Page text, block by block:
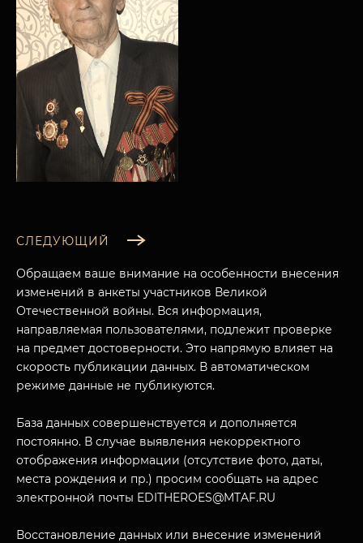
МУЗЕЙНЫЙ КОМПЛЕКС
ПОСЕТИТЕЛЯМ
НАЗАД
СЛЕДУЮЩИЙ
Обращаем ваше внимание на особенности внесения
изменений в анкеты участников Великой
Отечественной войны. Вся информация,
направляемая пользователями, подлежит проверке
на предмет достоверности. Это напрямую влияет на
скорость публикации данных. В автоматическом
режиме данные не публикуются.
База данных совершенствуется и дополняется
постоянно. В случае выявления некорректного
отображения информации (отсутствие фото, даты,
места рождения и пр.) просим сообщать на адрес
электронной почты EDITHEROES@MTAF.RU
Восстановление данных или внесение изменений